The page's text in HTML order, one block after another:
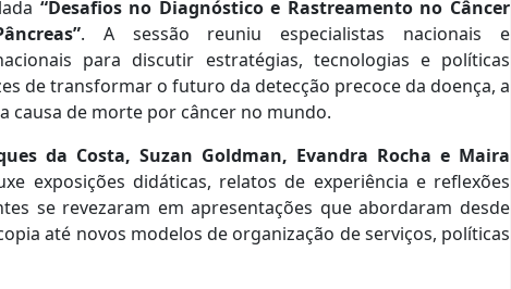
“Desafios no Diagnóstico e Rastreamento no Câncer
. A sessão reuniu especialistas nacionais e
para discutir estratégias, tecnologias e políticas
de transformar o futuro da detecção precoce da doença, a
causa de morte por câncer no mundo.
da Costa, Suzan Goldman, Evandra Rocha e Maira
exposições didáticas, relatos de experiência e reflexões
se revezaram em apresentações que abordaram desde
até novos modelos de organização de serviços, políticas